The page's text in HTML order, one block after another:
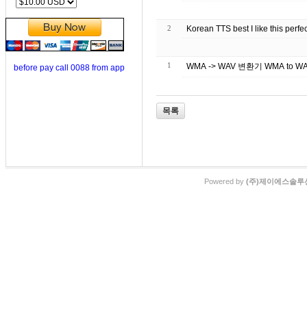
before pay call 0088 from app
2 Korean TTS best I like this
1 WMA
목록
Powered by (주)제이에스솔루